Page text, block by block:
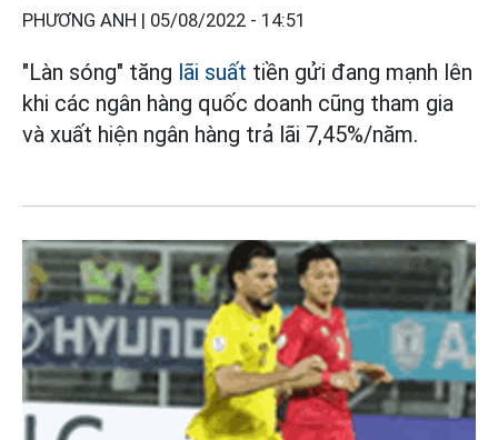
PHƯƠNG ANH | 05/08/2022 - 14:51
"Làn sóng" tăng lãi suất tiền gửi đang mạnh lên
khi các ngân hàng quốc doanh cũng tham gia
và xuất hiện ngân hàng trả lãi 7,45%/năm.